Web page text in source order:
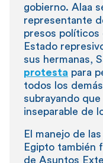
gobierno. Alaa
representante
presos políticos
Estado
sus hermanas,
protesta para
todos los
subrayando
inseparable de
El manejo de
Egipto también
de Asuntos